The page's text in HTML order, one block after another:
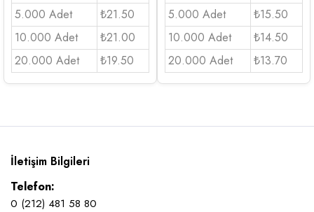
5.000 Adet
₺21.50
10.000 Adet
₺21.00
20.000 Adet
₺19.50
5.000 Adet
₺15.50
10.000 Adet
₺14.50
20.000 Adet
₺13.70
İletişim Bilgileri
Telefon:
0 (212) 481 58 80